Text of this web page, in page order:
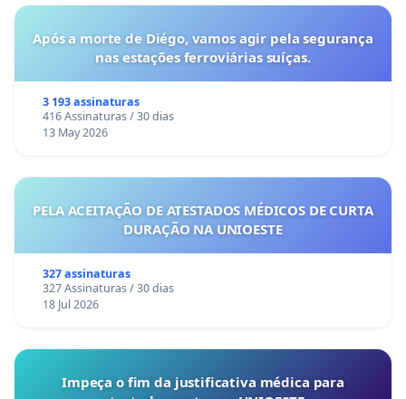
Após a morte de Diégo, vamos agir pela segurança
nas estações ferroviárias suíças.
3 193 assinaturas
416 Assinaturas / 30 dias
13 May 2026
PELA ACEITAÇÃO DE ATESTADOS MÉDICOS DE CURTA
DURAÇÃO NA UNIOESTE
327 assinaturas
327 Assinaturas / 30 dias
18 Jul 2026
Impeça o fim da justificativa médica para